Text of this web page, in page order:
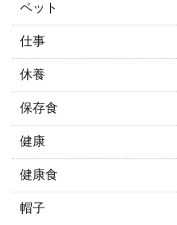
ペット
仕事
休養
保存食
健康
健康食
帽子